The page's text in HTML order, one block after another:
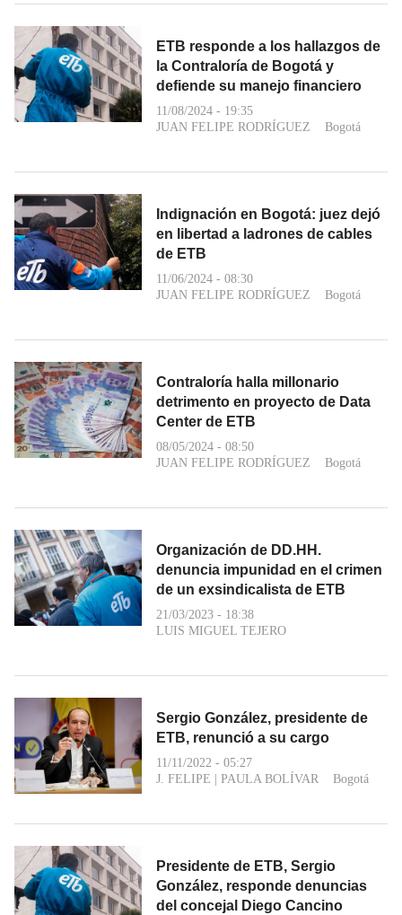
ETB responde a los hallazgos de
la Contraloría de Bogotá y
defiende su manejo financiero
11/08/2024 - 19:35
JUAN FELIPE RODRÍGUEZ
Bogotá
Indignación en Bogotá: juez dejó
en libertad a ladrones de cables
de ETB
11/06/2024 - 08:30
JUAN FELIPE RODRÍGUEZ
Bogotá
Contraloría halla millonario
detrimento en proyecto de Data
Center de ETB
08/05/2024 - 08:50
JUAN FELIPE RODRÍGUEZ
Bogotá
Organización de DD.HH.
denuncia impunidad en el crimen
de un exsindicalista de ETB
21/03/2023 - 18:38
LUIS MIGUEL TEJERO
Sergio González, presidente de
ETB, renunció a su cargo
11/11/2022 - 05:27
J. FELIPE
PAULA BOLÍVAR Bogotá
Presidente de ETB, Sergio
González, responde denuncias
del concejal Diego Cancino